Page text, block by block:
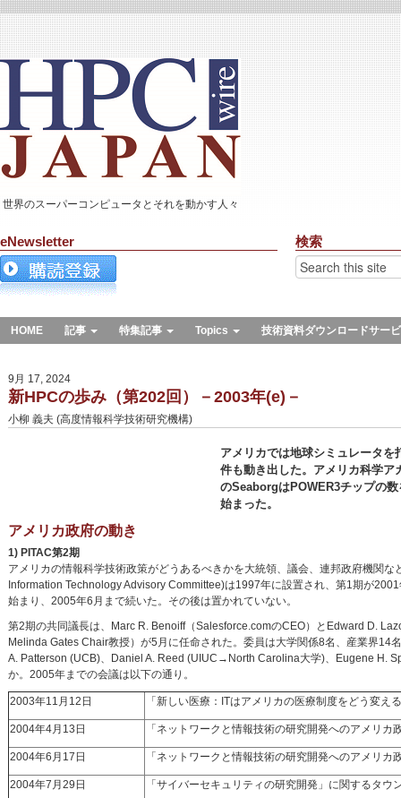
世界のスーパーコンピュータとそれを動かす人々
eNewsletter 検索
HOME 記事 特集記事 Topics 技術資料ダウンロードサー
9月 17, 2024
新HPCの歩み（第202回）－2003年(e)－
小柳 義夫 (高度情報科学技術研究機構)
アメリカでは地球シミュレータ
件も動き出した。アメリカ科学ア
のSeaborgはPOWER3チップの
始まった。
アメリカ政府の動き
1) PITAC第2期
アメリカの情報科学技術政策がどうあるべきかを大統領、議会、連邦政府機関な
Information Technology Advisory Committee)は1997年に設置され、第1期が
始まり、2005年6月まで続いた。その後は置かれていない。
第2期の共同議長は、Marc R. Benoiff（Salesforce.comのCEO）とEdward D.
Melinda Gates Chair教授）が5月に任命された。委員は大学関係8名、産業界14
A. Patterson (UCB)、Daniel A. Reed (UIUC→North Carolina大学)、Eugene H.
か。2005年までの会議は以下の通り。
2003年11月12日 「新しい医療：ITはアメリカの医療制度をどう変え
2004年4月13日 「ネットワークと情報技術の研究開発へのアメリカ
2004年6月17日 「ネットワークと情報技術の研究開発へのアメリカ
2004年7月29日 「サイバーセキュリティの研究開発」に関するタウ